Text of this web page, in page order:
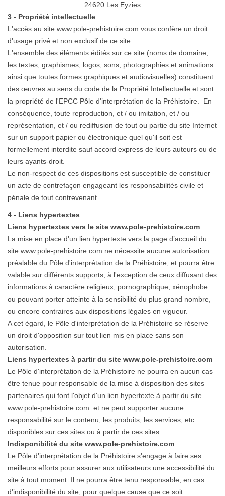
24620 Les Eyzies
3 - Propriété intellectuelle
L'accès au site www.pole-prehistoire.com vous confère un droit
d'usage privé et non exclusif de ce site.
L'ensemble des éléments édités sur ce site (noms de domaine,
les textes, graphismes, logos, sons, photographies et animations
ainsi que toutes formes graphiques et audiovisuelles) constituent
des œuvres au sens du code de la Propriété Intellectuelle et sont
la propriété de l'EPCC Pôle d'interprétation de la Préhistoire. En
conséquence, toute reproduction, et / ou imitation, et / ou
représentation, et / ou rediffusion de tout ou partie du site Internet
sur un support papier ou électronique quel qu'il soit est
formellement interdite sauf accord express de leurs auteurs ou de
leurs ayants-droit.
Le non-respect de ces dispositions est susceptible de constituer
un acte de contrefaçon engageant les responsabilités civile et
pénale de tout contrevenant.
4 - Liens hypertextes
Liens hypertextes vers le site www.pole-prehistoire.com
La mise en place d'un lien hypertexte vers la page d’accueil du
site www.pole-prehistoire.com ne nécessite aucune autorisation
préalable du Pôle d'interprétation de la Préhistoire, et pourra être
valable sur différents supports, à l'exception de ceux diffusant des
informations à caractère religieux, pornographique, xénophobe
ou pouvant porter atteinte à la sensibilité du plus grand nombre,
ou encore contraires aux dispositions légales en vigueur.
A cet égard, le Pôle d'interprétation de la Préhistoire se réserve
un droit d'opposition sur tout lien mis en place sans son
autorisation.
Liens hypertextes à partir du site www.pole-prehistoire.com
Le Pôle d'interprétation de la Préhistoire ne pourra en aucun cas
être tenue pour responsable de la mise à disposition des sites
partenaires qui font l'objet d'un lien hypertexte à partir du site
www.pole-prehistoire.com. et ne peut supporter aucune
responsabilité sur le contenu, les produits, les services, etc.
disponibles sur ces sites ou à partir de ces sites.
Indisponibilité du site www.pole-prehistoire.com
Le Pôle d'interprétation de la Préhistoire s'engage à faire ses
meilleurs efforts pour assurer aux utilisateurs une accessibilité du
site à tout moment. Il ne pourra être tenu responsable, en cas
d'indisponibilité du site, pour quelque cause que ce soit.